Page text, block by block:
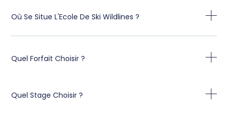
Où Se Situe L'Ecole De Ski Wildlines ?
Quel Forfait Choisir ?
Quel Stage Choisir ?